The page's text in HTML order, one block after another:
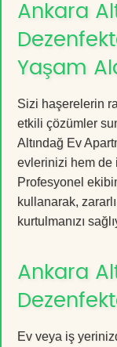
Ankara
Yaşam
Sizi haşerelerin
etkili çözümler
Altındağ Ev
evlerinizi hem de
Profesyonel
kullanarak,
kurtulmanızı
Ankara
Ev veya iş